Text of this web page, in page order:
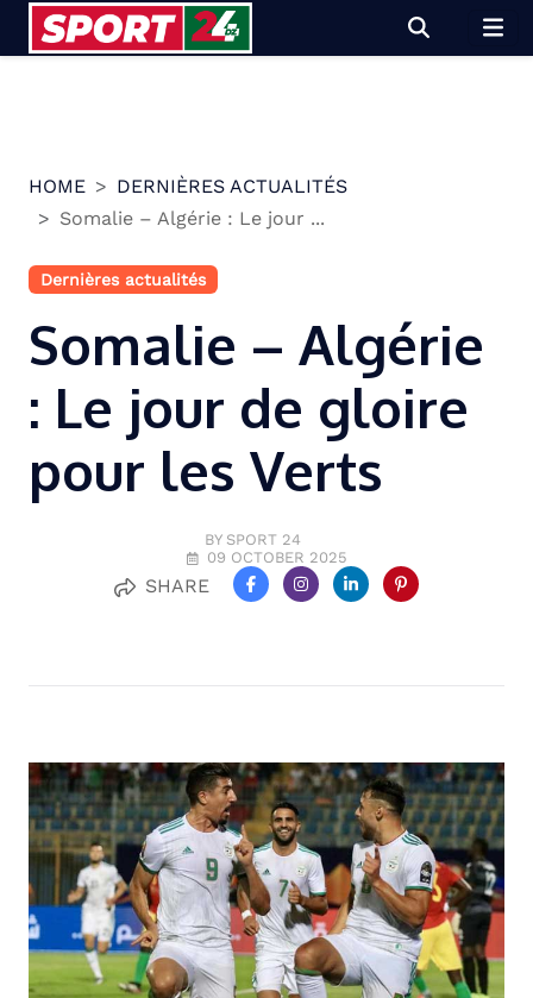
HOME
DERNIÈRES ACTUALITÉS
Somalie – Algérie : Le jour ...
Dernières actualités
Somalie – Algérie
: Le jour de gloire
pour les Verts
BY SPORT 24
09 OCTOBER 2025
SHARE